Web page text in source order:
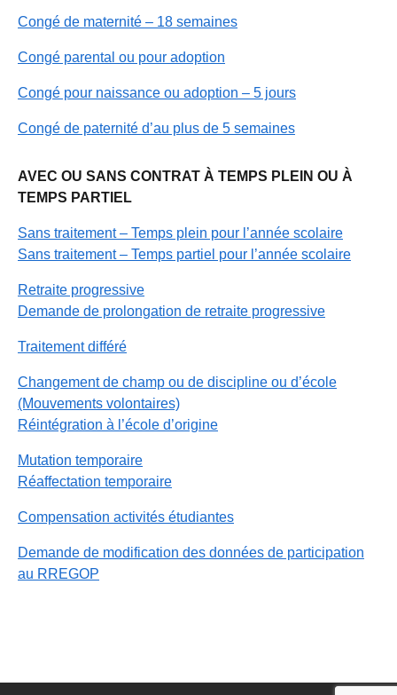
Congé de maternité – 18 semaines
Congé parental ou pour adoption
Congé pour naissance ou adoption – 5 jours
Congé de paternité d’au plus de 5 semaines
AVEC OU SANS CONTRAT À TEMPS PLEIN OU À
TEMPS PARTIEL
Sans traitement – Temps plein pour l’année scolaire
Sans traitement – Temps partiel pour l’année scolaire
Retraite progressive
Demande de prolongation de retraite progressive
Traitement différé
Changement de champ ou de discipline ou d’école
(Mouvements volontaires)
Réintégration à l’école d’origine
Mutation temporaire
Réaffectation temporaire
Compensation activités étudiantes
Demande de modification des données de participation
au RREGOP